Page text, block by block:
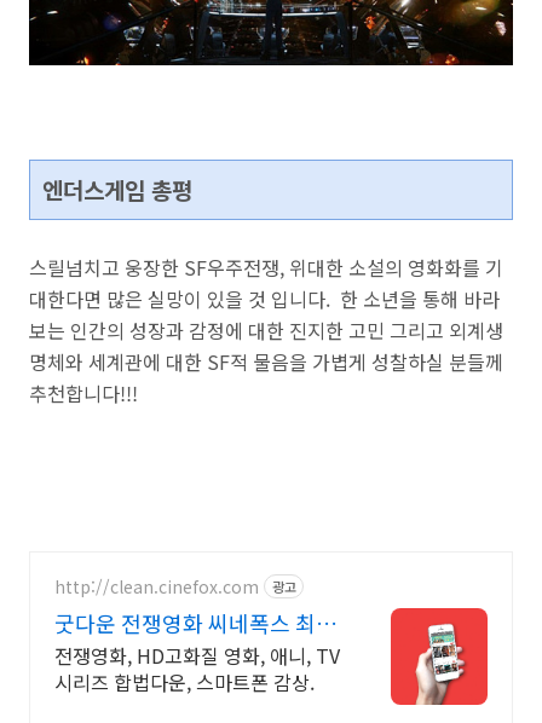
엔더스게임 총평
스릴넘치고 웅장한 SF우주전쟁, 위대한 소설의 영화화를 기
대한다면 많은 실망이 있을 것 입니다. 한 소년을 통해 바라
보는 인간의 성장과 감정에 대한 진지한 고민 그리고 외계생
명체와 세계관에 대한 SF적 물음을 가볍게 성찰하실 분들께
추천합니다!!!
http://clean.cinefox.com 광고
굿다운 전쟁영화 씨네폭스 최대
3만원+10%추가적립
전쟁영화, HD고화질 영화, 애니, TV
시리즈 합법다운, 스마트폰 감상.